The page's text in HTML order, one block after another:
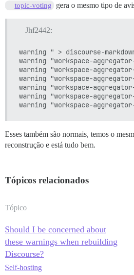
topic-voting gera o mesmo tipo de
Jhf2442:
warning " > discourse-
warning "workspace-
warning "workspace-
warning "workspace-
warning "workspace-
warning "workspace-
Esses também são normais, temos o
reconstrução e está tudo bem.
Tópicos relacionados
Tópico
Should I be concerned about
these warnings when rebuilding
Discourse?
Self-hosting